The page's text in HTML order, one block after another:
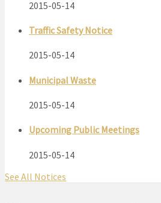
2015-05-14
Traffic Safety Notice
2015-05-14
Municipal Waste
2015-05-14
Upcoming Public Meetings
2015-05-14
See All Notices